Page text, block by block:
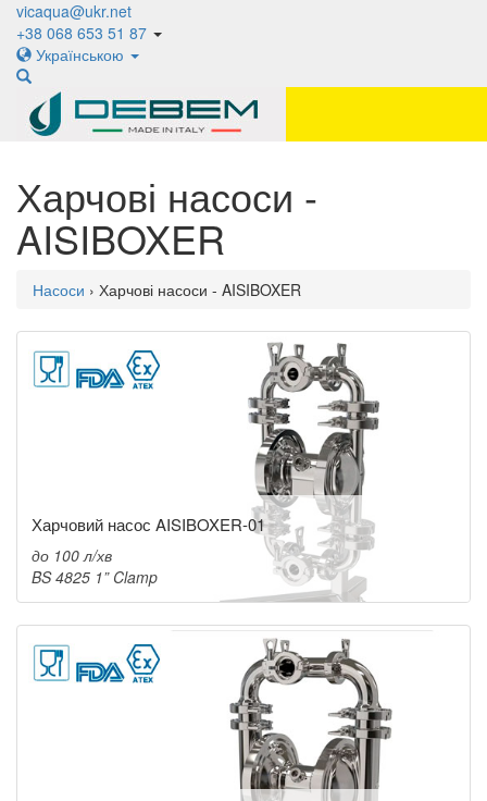
vicaqua@ukr.net
+38 068 653 51 87
Українською
Харчові насоси -
AISIBOXER
Насоси › Харчові насоси - AISIBOXER
Харчовий насос AISIBOXER-01
до 100 л/хв
BS 4825 1” Clamp